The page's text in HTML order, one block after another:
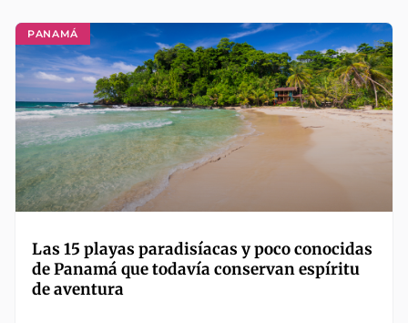
PANAMÁ
Las 15 playas paradisíacas y poco conocidas
de Panamá que todavía conservan espíritu
de aventura